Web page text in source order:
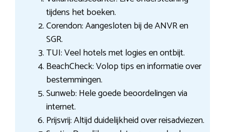
tijdens het boeken.
Corendon: Aangesloten bij de ANVR en
SGR.
TUI: Veel hotels met logies en ontbijt.
BeachCheck: Volop tips en informatie over
bestemmingen.
Sunweb: Hele goede beoordelingen via
internet.
Prijsvrij: Altijd duidelijkheid over reisadviezen.